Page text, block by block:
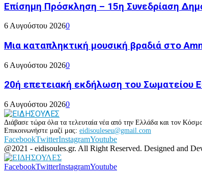
Επίσημη Πρόσκληση – 15η Συνεδρίαση
6 Αυγούστου 20260
Μια καταπληκτική μουσική βραδιά στο
6 Αυγούστου 20260
20ή επετειακή εκδήλωση του Σωματείου
6 Αυγούστου 20260
Διάβασε τώρα όλα τα τελευταία νέα από την Ελλάδα και τον
Επικοινωνήστε μαζί μας: eidisouleseu@gmail.com
FacebookTwitterInstagramYoutube
@2021 - eidisoules.gr. All Right Reserved. Designed and
FacebookTwitterInstagramYoutube